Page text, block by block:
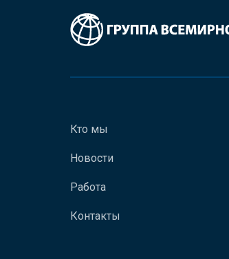
Кто мы
Новости
Работа
Контакты